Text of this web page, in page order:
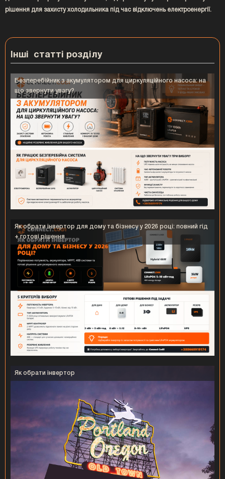
рішення для захисту холодильника під час відключень електроенергії.
Інші статті розділу
Безперебійник з акумулятором для циркуляційного насоса: на
що звернути увагу?
Як обрати інвертор для дому та бізнесу у 2026 році: повний гід
+ готові рішення
Як обрати інвертор